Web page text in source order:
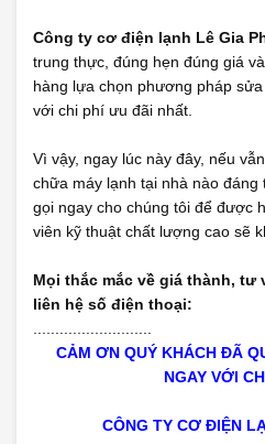
Công ty cơ điện lạnh Lê Gia
trung thực, đúng hẹn đúng giá
hàng lựa chọn phương pháp
với chi phí ưu đãi nhất.
Vì vậy, ngay lúc này đây, nếu
chữa máy lạnh tại nhà nào
gọi ngay cho chúng tôi để được
viên kỹ thuật chất lượng cao sẽ
Mọi thắc mắc về giá thành, tư
liên hệ số điện thoại:
CẢM ƠN QUÝ KHÁCH ĐÃ
NGAY VỚI
CÔNG TY CƠ ĐIỆN